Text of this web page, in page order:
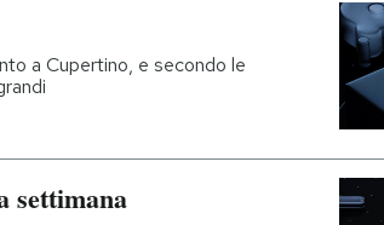
a Cupertino, e secondo le
settimana